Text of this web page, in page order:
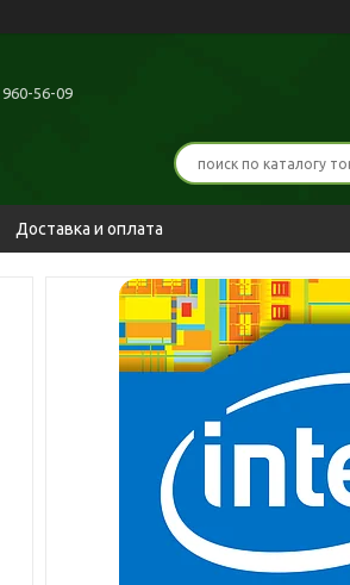
960-56-09
Доставка и оплата